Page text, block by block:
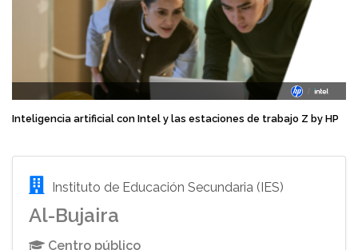
Inteligencia artificial con Intel y las estaciones de trabajo Z by HP
Instituto de Educación Secundaria (IES)
Al-Bujaira
Centro público